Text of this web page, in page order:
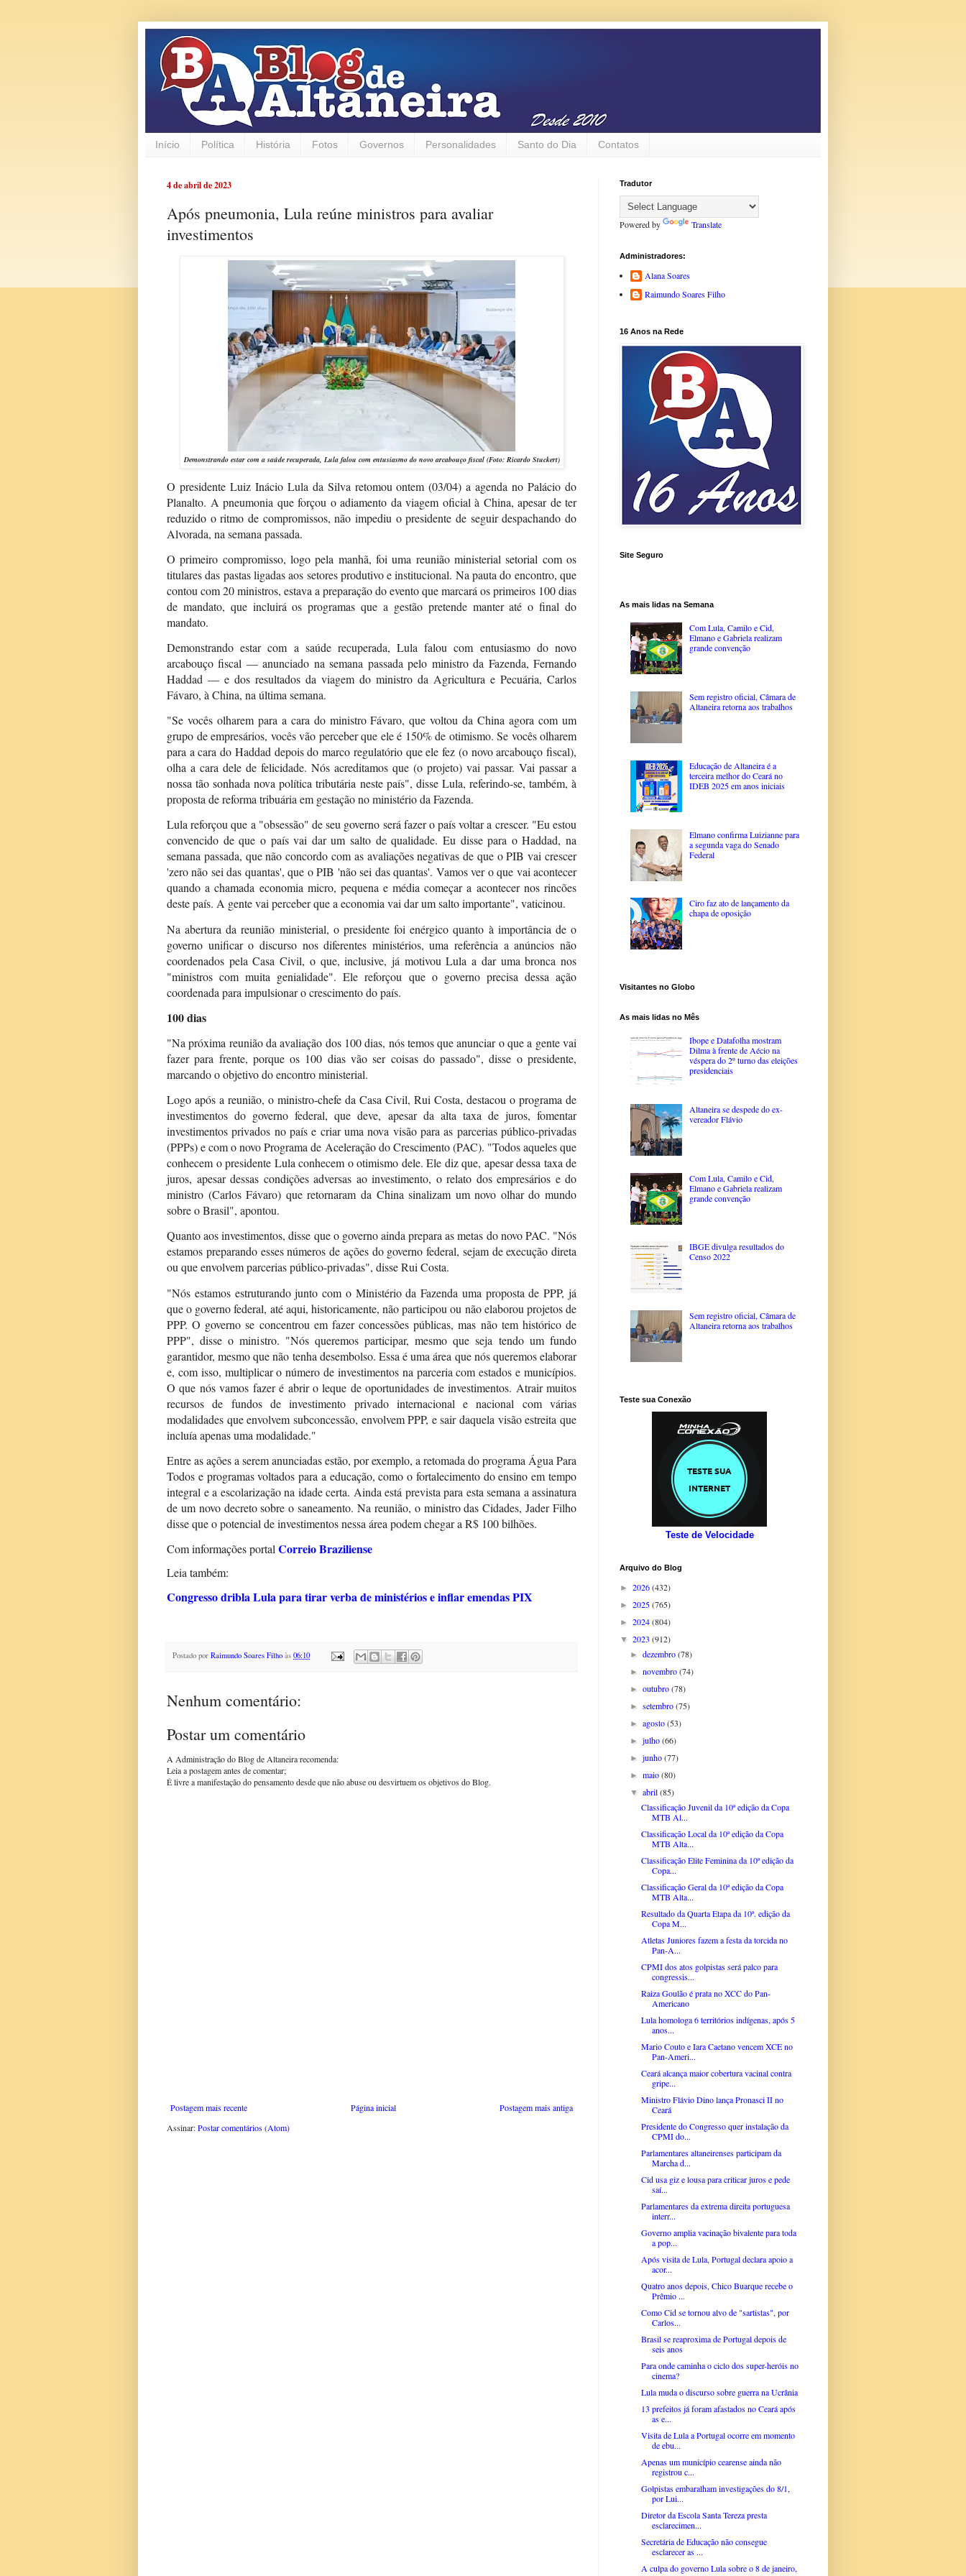
Início Política História Fotos Governos Personalidades Santo do Dia Contatos
4 de abril de 2023
Após pneumonia, Lula reúne ministros para avaliar
investimentos
Demonstrando estar com a saúde recuperada, Lula falou com entusiasmo do novo arcabouço fiscal (Foto: Ricardo Stuckert)
O presidente Luiz Inácio Lula da Silva retomou ontem (03/04) a agenda no Palácio do
Planalto. A pneumonia que forçou o adiamento da viagem oficial à China, apesar de ter
reduzido o ritmo de compromissos, não impediu o presidente de seguir despachando do
Alvorada, na semana passada.
O primeiro compromisso, logo pela manhã, foi uma reunião ministerial setorial com os
titulares das pastas ligadas aos setores produtivo e institucional. Na pauta do encontro, que
contou com 20 ministros, estava a preparação do evento que marcará os primeiros 100 dias
de mandato, que incluirá os programas que a gestão pretende manter até o final do
mandato.
Demonstrando estar com a saúde recuperada, Lula falou com entusiasmo do novo
arcabouço fiscal — anunciado na semana passada pelo ministro da Fazenda, Fernando
Haddad — e dos resultados da viagem do ministro da Agricultura e Pecuária, Carlos
Fávaro, à China, na última semana.
"Se vocês olharem para a cara do ministro Fávaro, que voltou da China agora com um
grupo de empresários, vocês vão perceber que ele é 150% de otimismo. Se vocês olharem
para a cara do Haddad depois do marco regulatório que ele fez (o novo arcabouço fiscal),
olha a cara dele de felicidade. Nós acreditamos que (o projeto) vai passar. Vai passar a
nossa tão sonhada nova política tributária neste país", disse Lula, referindo-se, também, à
proposta de reforma tribuária em gestação no ministério da Fazenda.
Lula reforçou que a "obsessão" de seu governo será fazer o país voltar a crescer. "Eu estou
convencido de que o país vai dar um salto de qualidade. Eu disse para o Haddad, na
semana passada, que não concordo com as avaliações negativas de que o PIB vai crescer
'zero não sei das quantas', que o PIB 'não sei das quantas'. Vamos ver o que vai acontecer
quando a chamada economia micro, pequena e média começar a acontecer nos rincões
deste país. A gente vai perceber que a economia vai dar um salto importante", vaticinou.
Na abertura da reunião ministerial, o presidente foi enérgico quanto à importância de o
governo unificar o discurso nos diferentes ministérios, uma referência a anúncios não
coordenados pela Casa Civil, o que, inclusive, já motivou Lula a dar uma bronca nos
"ministros com muita genialidade". Ele reforçou que o governo precisa dessa ação
coordenada para impulsionar o crescimento do país.
100 dias
"Na próxima reunião da avaliação dos 100 dias, nós temos que anunciar o que a gente vai
fazer para frente, porque os 100 dias vão ser coisas do passado", disse o presidente,
marcando o objetivo do encontro ministerial.
Logo após a reunião, o ministro-chefe da Casa Civil, Rui Costa, destacou o programa de
investimentos do governo federal, que deve, apesar da alta taxa de juros, fomentar
investimentos privados no país e criar uma nova visão para as parcerias público-privadas
(PPPs) e com o novo Programa de Aceleração do Crescimento (PAC). "Todos aqueles que
conhecem o presidente Lula conhecem o otimismo dele. Ele diz que, apesar dessa taxa de
juros, apesar dessas condições adversas ao investimento, o relato dos empresários e do
ministro (Carlos Fávaro) que retornaram da China sinalizam um novo olhar do mundo
sobre o Brasil", apontou.
Quanto aos investimentos, disse que o governo ainda prepara as metas do novo PAC. "Nós
estamos preparando esses números de ações do governo federal, sejam de execução direta
ou que envolvem parcerias público-privadas", disse Rui Costa.
"Nós estamos estruturando junto com o Ministério da Fazenda uma proposta de PPP, já
que o governo federal, até aqui, historicamente, não participou ou não elaborou projetos de
PPP. O governo se concentrou em fazer concessões públicas, mas não tem histórico de
PPP", disse o ministro. "Nós queremos participar, mesmo que seja tendo um fundo
garantidor, mesmo que não tenha desembolso. Essa é uma área que nós queremos elaborar
e, com isso, multiplicar o número de investimentos na parceria com estados e municípios.
O que nós vamos fazer é abrir o leque de oportunidades de investimentos. Atrair muitos
recursos de fundos de investimento privado internacional e nacional com várias
modalidades que envolvem subconcessão, envolvem PPP, e sair daquela visão estreita que
incluía apenas uma modalidade."
Entre as ações a serem anunciadas estão, por exemplo, a retomada do programa Água Para
Todos e programas voltados para a educação, como o fortalecimento do ensino em tempo
integral e a escolarização na idade certa. Ainda está prevista para esta semana a assinatura
de um novo decreto sobre o saneamento. Na reunião, o ministro das Cidades, Jader Filho
disse que o potencial de investimentos nessa área podem chegar a R$ 100 bilhões.
Com informações portal Correio Braziliense
Leia também:
Congresso dribla Lula para tirar verba de ministérios e inflar emendas PIX
Postado por Raimundo Soares Filho às 06:10
Nenhum comentário:
Postar um comentário
A Administração do Blog de Altaneira recomenda:
Leia a postagem antes de comentar;
É livre a manifestação do pensamento desde que não abuse ou desvirtuem os objetivos do Blog.
Postagem mais recente Postagem mais antiga
Página inicial
Assinar:Postar comentários (Atom)
Tradutor
Powered by Translate
Administradores:
Alana Soares
Raimundo Soares Filho
16 Anos na Rede
Site Seguro
As mais lidas na Semana
Com Lula, Camilo e Cid,
Elmano e Gabriela realizam
grande convenção
Sem registro oficial, Câmara de
Altaneira retorna aos trabalhos
Educação de Altaneira é a
terceira melhor do Ceará no
IDEB 2025 em anos iniciais
Elmano confirma Luizianne para
a segunda vaga do Senado
Federal
Ciro faz ato de lançamento da
chapa de oposição
Visitantes no Globo
As mais lidas no Mês
Ibope e Datafolha mostram
Dilma à frente de Aécio na
véspera do 2º turno das eleições
presidenciais
Altaneira se despede do ex-
vereador Flávio
Com Lula, Camilo e Cid,
Elmano e Gabriela realizam
grande convenção
IBGE divulga resultados do
Censo 2022
Sem registro oficial, Câmara de
Altaneira retorna aos trabalhos
Teste sua Conexão
Teste de Velocidade
Arquivo do Blog
► 2026(432)
► 2025(765)
► 2024(804)
▼ 2023 (912)
►dezembro(78)
►novembro(74)
►outubro(78)
►setembro(75)
►agosto(53)
►julho(66)
►junho(77)
►maio(80)
▼abril(85)
Classificação Juvenil da 10ª edição da Copa
MTB Al...
Classificação Local da 10ª edição da Copa
MTB Alta...
Classificação Elite Feminina da 10ª edição da
Copa...
Classificação Geral da 10ª edição da Copa
MTB Alta...
Resultado da Quarta Etapa da 10ª. edição da
Copa M...
Atletas Juniores fazem a festa da torcida no
Pan-A...
CPMI dos atos golpistas será palco para
congressis...
Raiza Goulão é prata no XCC do Pan-
Americano
Lula homologa 6 territórios indígenas, após 5
anos...
Mario Couto e Iara Caetano vencem XCE no
Pan-Ameri...
Ceará alcança maior cobertura vacinal contra
gripe...
Ministro Flávio Dino lança Pronasci II no
Ceará
Presidente do Congresso quer instalação da
CPMI do...
Parlamentares altaneirenses participam da
Marcha d...
Cid usa giz e lousa para criticar juros e pede
saí...
Parlamentares da extrema direita portuguesa
interr...
Governo amplia vacinação bivalente para toda
a pop...
Após visita de Lula, Portugal declara apoio a
acor...
Quatro anos depois, Chico Buarque recebe o
Prêmio ...
Como Cid se tornou alvo de "sartistas", por
Carlos...
Brasil se reaproxima de Portugal depois de
seis anos
Para onde caminha o ciclo dos super-heróis no
cinema?
Lula muda o discurso sobre guerra na Ucrânia
13 prefeitos já foram afastados no Ceará após
as e...
Visita de Lula a Portugal ocorre em momento
de ebu...
Apenas um município cearense ainda não
registrou c...
Golpistas embaralham investigações do 8/1,
por Lui...
Diretor da Escola Santa Tereza presta
esclarecimen...
Secretária de Educação não consegue
esclarecer as ...
A culpa do governo Lula sobre o 8 de janeiro,